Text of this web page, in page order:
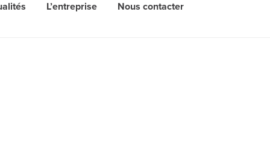
L’entreprise Nous contacter